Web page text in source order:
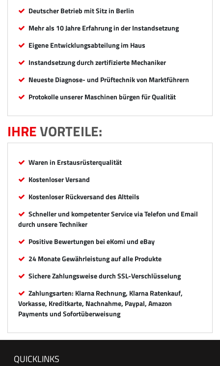
Deutscher Betrieb mit Sitz in Berlin
Mehr als 10 Jahre Erfahrung in der Instandsetzung
Eigene Entwicklungsabteilung im Haus
Instandsetzung durch zertifizierte Mechaniker
Neueste Diagnose- und Prüftechnik von Marktführern
Protokolle unserer Maschinen bürgen für Qualität
IHREVORTEILE:
Waren in Erstausrüsterqualität
Kostenloser Versand
Kostenloser Rückversand des Altteils
Schneller und kompetenter Service via Telefon und Email
durch unsere Techniker
Positive Bewertungen bei eKomi und eBay
24 Monate Gewährleistung auf alle Produkte
Sichere Zahlungsweise durch SSL-Verschlüsselung
Zahlungsarten: Klarna Rechnung, Klarna Ratenkauf,
Vorkasse, Kreditkarte, Nachnahme, Paypal, Amazon
Payments und Sofortüberweisung
QUICKLINKS